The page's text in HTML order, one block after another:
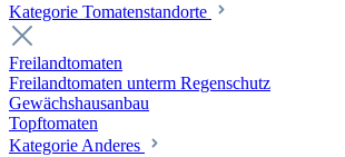
Kategorie Tomatenstandorte
Freilandtomaten
Freilandtomaten unterm Regenschutz
Gewächshausanbau
Topftomaten
Kategorie Anderes